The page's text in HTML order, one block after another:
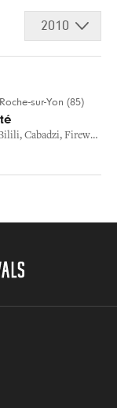
2010
sur-Yon (85)
, Cabadzi, Firewater